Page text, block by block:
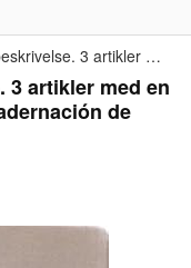
Atomteori og naturbeskrivelse. 3 artikler med en indledende ...
artikler med en
de